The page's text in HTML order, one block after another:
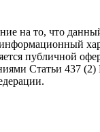
на то, что
публичной
Статьи 437 (2)